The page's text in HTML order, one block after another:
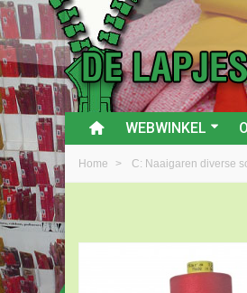
WEBWINKEL
Home > C: Naaigaren diverse